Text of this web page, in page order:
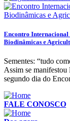
Encontro Internacional
Biodinâmicas e
Sementes: “tudo
Assim se
segundo dia do
FALE CONOSCO